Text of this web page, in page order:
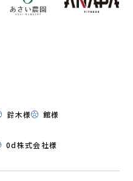
鈴木様
館様
0d株式会社様